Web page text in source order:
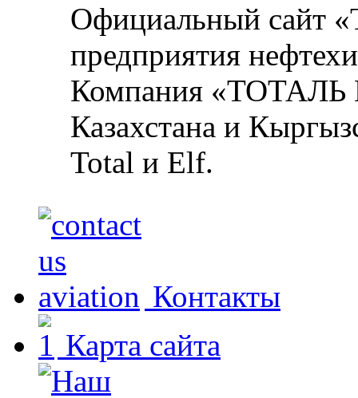
Официальный сайт
предприятия
Компания «ТОТАЛЬ
Казахстана и
Total и Elf.
Контакты
Карта сайта